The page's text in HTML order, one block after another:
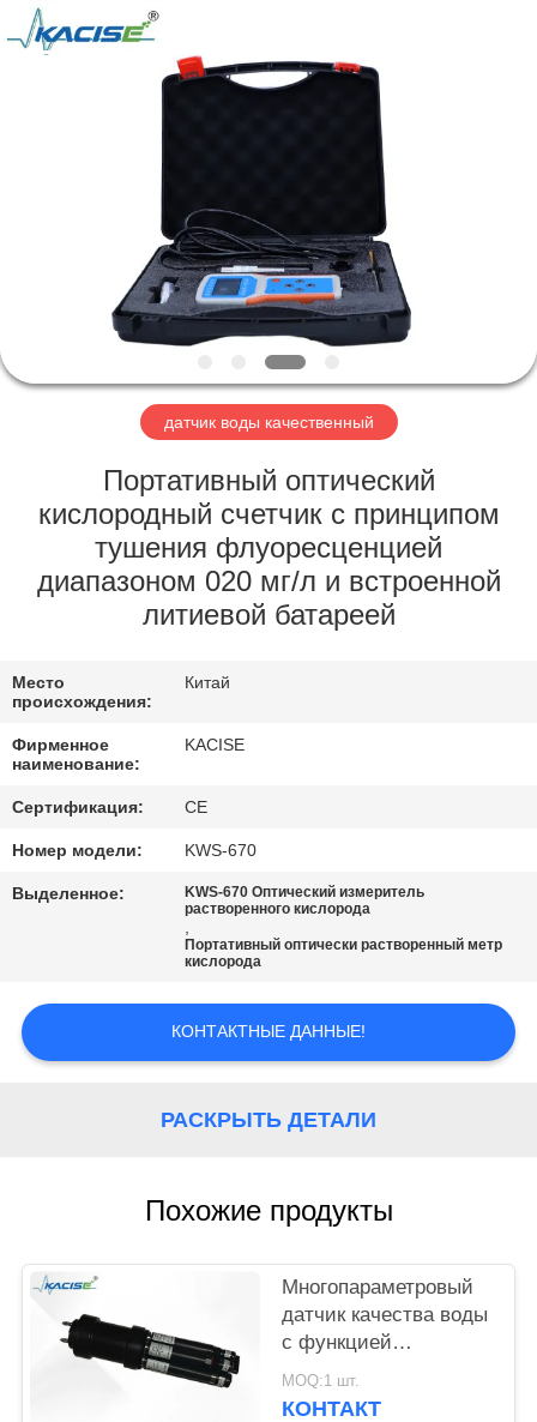
ПРОДУКТЫ
РОЛИКИ
О
НАС
ПУТЕШЕСТВИЕ
ФАБРИКИ
ПРОВЕРКА
КАЧЕСТВА
СВЯЖИТЕСЬ
МЫ
НОВОСТИ
СЛУЧАИ
СПРОСИТЕ
ЦИТАТУ
SITEMAP
КОНФИДЕНЦИАЛЬНОСТИ
Kacise
Optronics
Co.,Ltd..
датчик воды качественный
Портативный оптический
кислородный счетчик с принципом
тушения флуоресценцией
диапазоном 020 мг/л и встроенной
литиевой батареей
Место
происхождения:
Китай
Фирменное
наименование:
KACISE
Сертификация: CE
Номер модели: KWS-670
Выделенное:
KWS-670 Оптический измеритель
растворенного кислорода
,
Портативный оптически растворенный метр
кислорода
КОНТАКТНЫЕ ДАННЫЕ!
РАСКРЫТЬ ДЕТАЛИ
Похожие продукты
Многопараметровый
датчик качества воды
с функцией
автоматической
очистки
MOQ:1 шт.
КОНТАКТ